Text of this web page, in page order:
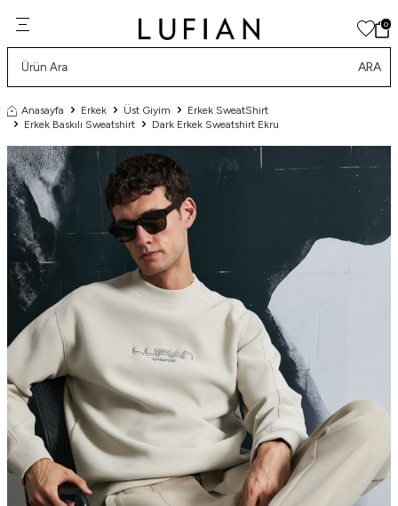
0
ARA
Anasayfa Erkek Üst Giyim
Erkek SweatShirt
Erkek Baskılı Sweatshirt
Dark Erkek Sweatshirt Ekru